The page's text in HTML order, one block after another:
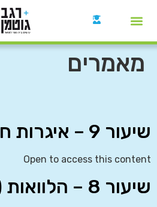
מאמרים
שיעור 9 – איגרות חוב (IAS 32)
Open to access this content
שיעור 8 – הלוואות (IAS 32)